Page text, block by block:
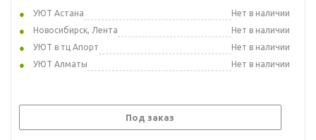
УЮТ Астана
Нет в наличии
Новосибирск, Лента
Нет в наличии
УЮТ в тц Апорт
Нет в наличии
УЮТ Алматы
Нет в наличии
Под заказ